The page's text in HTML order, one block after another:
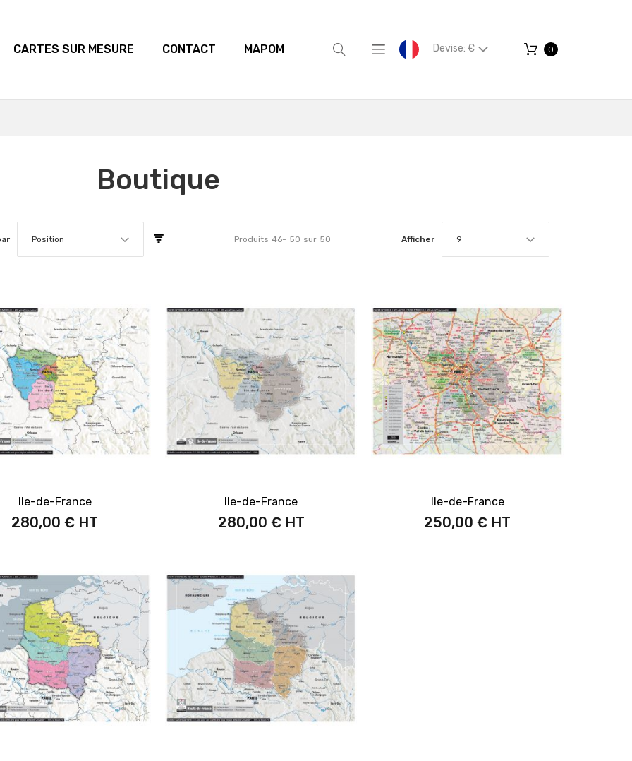
CARTES SUR MESURE CONTACT MAPOM Devise: € 0
Boutique
Position Produits 46- 50 sur 50 Afficher 9
Ile-de-France
280,00 €
Ile-de-France
280,00 €
Ile-de-France
250,00 €